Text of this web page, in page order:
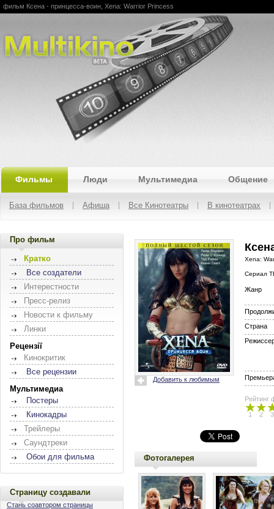
Multikino
фильм Ксена - принцесса-воин, Xena: Warrior Princess
Фильмы Люди Мультимедиа Общение
База фильмов Афиша Все Кинотеатры В кинотеатрах
Про фильм
Кратко
Все создатели
Интерестности
Пресс-релиз
Новости к фильму
Линки
Рецензії
Кинокритик
Все рецензии
Мультимедиа
Постеры
Кинокадры
Трейлеры
Саундтреки
Обои для фильма
Страницу создавали
Стань соавтором страницы
Добавить к любимым
Xena:
Сериал
Жанр
Страна
Рейтинг
1 2 3
Фотогалерея